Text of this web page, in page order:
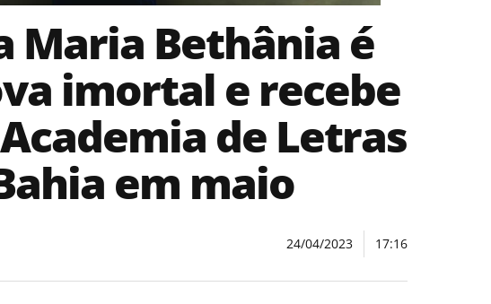
Maria Bethânia é
imortal e recebe
de Letras
em maio
24/04/2023 17:16